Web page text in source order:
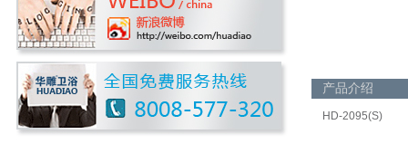
产品介绍
HD-2095(S)